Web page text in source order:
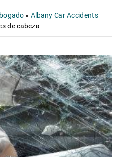
» Albany Car Accidents
de cabeza